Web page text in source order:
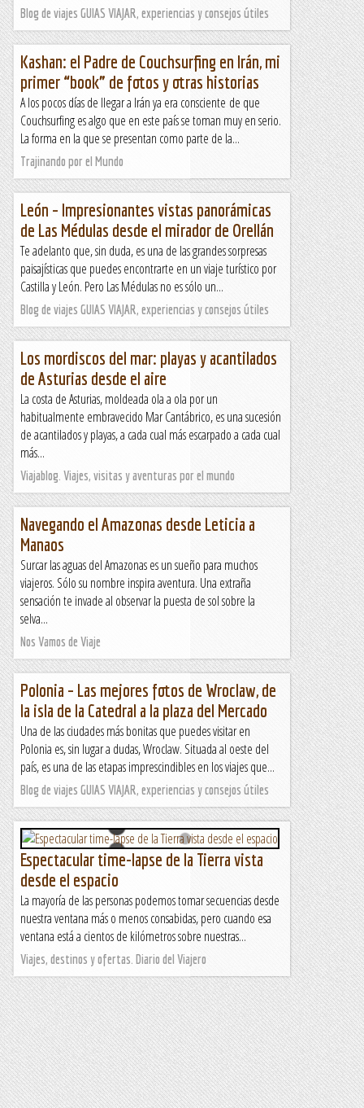
Blog de viajes GUIAS VIAJAR, experiencias y consejos útiles
Kashan: el Padre de Couchsurfing en Irán, mi
primer “book” de fotos y otras historias
A los pocos días de llegar a Irán ya era consciente de que
Couchsurfing es algo que en este país se toman muy en serio.
La forma en la que se presentan como parte de la...
Trajinando por el Mundo
León – Impresionantes vistas panorámicas
de Las Médulas desde el mirador de Orellán
Te adelanto que, sin duda, es una de las grandes sorpresas
paisajísticas que puedes encontrarte en un viaje turístico por
Castilla y León. Pero Las Médulas no es sólo un...
Blog de viajes GUIAS VIAJAR, experiencias y consejos útiles
Los mordiscos del mar: playas y acantilados
de Asturias desde el aire
La costa de Asturias, moldeada ola a ola por un
habitualmente embravecido Mar Cantábrico, es una sucesión
de acantilados y playas, a cada cual más escarpado a cada cual
más...
Viajablog. Viajes, visitas y aventuras por el mundo
Navegando el Amazonas desde Leticia a
Manaos
Surcar las aguas del Amazonas es un sueño para muchos
viajeros. Sólo su nombre inspira aventura. Una extraña
sensación te invade al observar la puesta de sol sobre la
selva...
Nos Vamos de Viaje
Polonia – Las mejores fotos de Wroclaw, de
la isla de la Catedral a la plaza del Mercado
Una de las ciudades más bonitas que puedes visitar en
Polonia es, sin lugar a dudas, Wroclaw. Situada al oeste del
país, es una de las etapas imprescindibles en los viajes que...
Blog de viajes GUIAS VIAJAR, experiencias y consejos útiles
Espectacular time-lapse de la Tierra vista
desde el espacio
La mayoría de las personas podemos tomar secuencias desde
nuestra ventana más o menos consabidas, pero cuando esa
ventana está a cientos de kilómetros sobre nuestras...
Viajes, destinos y ofertas. Diario del Viajero